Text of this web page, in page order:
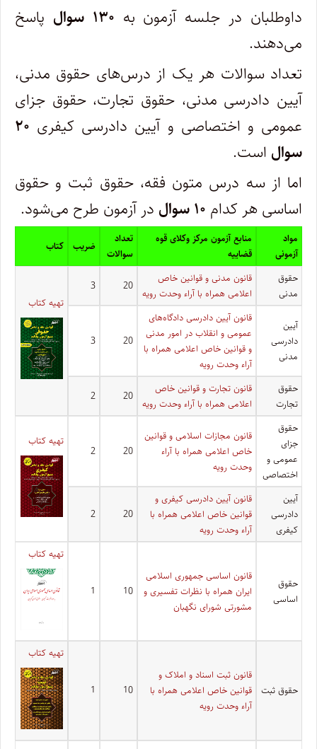
داوطلبان در جلسه آزمون به ۱۳۰ سوال
پاسخ
می‌دهند.
تعداد سوالات هر یک از درس‌های حقوق مدنی،
آیین دادرسی مدنی، حقوق تجارت، حقوق جزای
عمومی و اختصاصی و آیین دادرسی کیفری ۲۰
سوال است.
اما از سه درس متون فقه، حقوق ثبت و حقوق
اساسی هر کدام ۱۰ سوال در آزمون طرح می‌شود.
مواد
آزمونی
منابع آزمون مرکز وکلای قوه
قضاییه
تعداد
سوالات
ضریب کتاب
حقوق
مدنی
قانون مدنی و قوانین خاص
اعلامی همراه با آراء وحدت رویه
20
3
تهیه کتاب
آیین
دادرسی
مدنی
قانون آیین دادرسی دادگاه‌های
عمومی و انقلاب در امور مدنی
و قوانین خاص اعلامی همراه با
آراء وحدت رویه
20
3
حقوق
تجارت
قانون تجارت و قوانین خاص
اعلامی همراه با آراء وحدت رویه
20
2
حقوق
جزای
عمومی و
اختصاصی
قانون مجازات اسلامی و قوانین
خاص اعلامی همراه با آراء
وحدت رویه
20
2
تهیه کتاب
آیین
دادرسی
کیفری
قانون آیین دادرسی کیفری و
قوانین خاص اعلامی همراه با
آراء وحدت رویه
20
2
حقوق
اساسی
قانون اساسی جمهوری اسلامی
ایران همراه با نظرات تفسیری و
مشورتی شورای نگهبان
10
1
تهیه کتاب
حقوق ثبت
قانون ثبت اسناد و املاک و
قوانین خاص اعلامی همراه با
آراء وحدت رویه
10
1
تهیه کتاب